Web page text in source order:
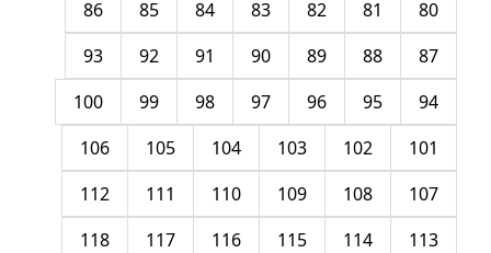
80
81
82
83
84
85
86
87
88
89
90
91
92
93
94
95
96
97
98
99
100
101
102
103
104
105
106
107
108
109
110
111
112
113
114
115
116
117
118